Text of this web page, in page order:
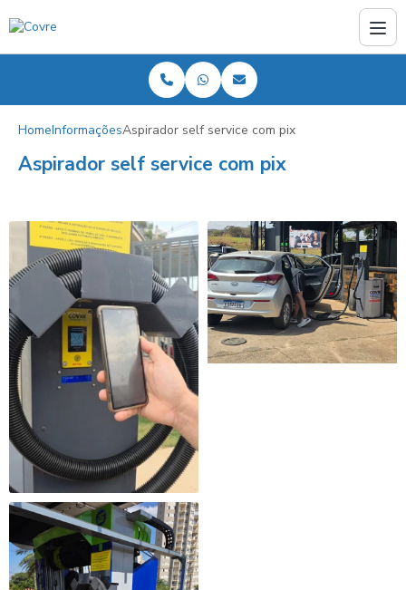
HomeInformaçõesAspirador self service com pix
Aspirador self service com pix